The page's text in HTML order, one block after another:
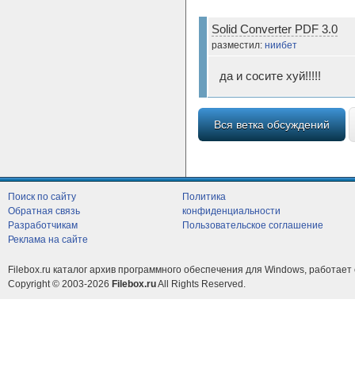
Solid Converter PDF 3.0
разместил: ниибет
да и сосите хуй!!!!!
Вся ветка обсуждений
Поиск по сайту
Обратная связь
Разработчикам
Реклама на сайте
Политика
конфиденциальности
Пользовательское соглашение
Filebox.ru каталог архив программного обеспечения для Windows, работает
Copyright © 2003-2026 Filebox.ruAll Rights Reserved.